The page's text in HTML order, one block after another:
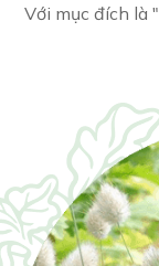
Với mục đích là "